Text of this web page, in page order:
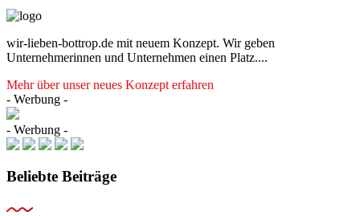
wir-lieben-bottrop.de mit neuem Konzept. Wir geben
Unternehmerinnen und Unternehmen einen Platz....
Mehr über unser neues Konzept erfahren
- Werbung -
- Werbung -
Beliebte Beiträge